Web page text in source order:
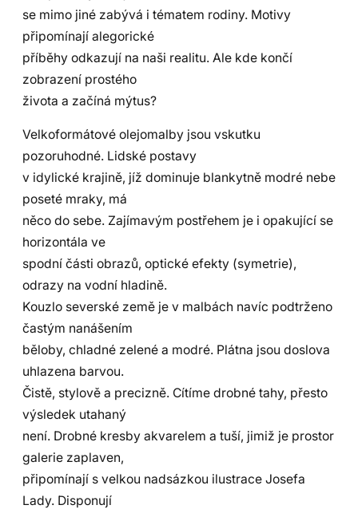
se mimo jiné zabývá i tématem rodiny. Motivy
připomínají alegorické
příběhy odkazují na naši realitu. Ale kde končí
zobrazení prostého
života a začíná mýtus?
Velkoformátové olejomalby jsou vskutku
pozoruhodné. Lidské postavy
v idylické krajině, jíž dominuje blankytně modré nebe
poseté mraky, má
něco do sebe. Zajímavým postřehem je i opakující se
horizontála ve
spodní části obrazů, optické efekty (symetrie),
odrazy na vodní hladině.
Kouzlo severské země je v malbách navíc podtrženo
častým nanášením
běloby, chladné zelené a modré. Plátna jsou doslova
uhlazena barvou.
Čistě, stylově a precizně. Cítíme drobné tahy, přesto
výsledek utahaný
není. Drobné kresby akvarelem a tuší, jimiž je prostor
galerie zaplaven,
připomínají s velkou nadsázkou ilustrace Josefa
Lady. Disponují